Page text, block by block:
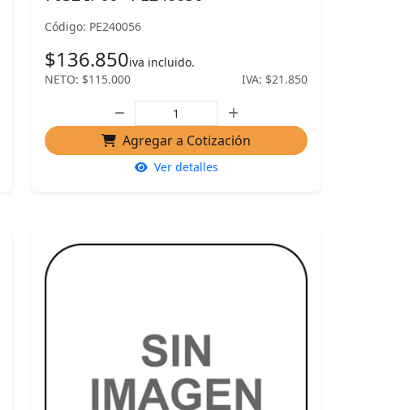
Código: PE240056
$136.850iva incluido.
NETO: $115.000
IVA: $21.850
Agregar a Cotización
Ver detalles